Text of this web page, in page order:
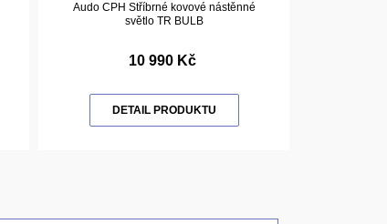
Audo CPH Stříbrné kovové nástěnné
světlo TR BULB
10 990 Kč
DETAIL PRODUKTU